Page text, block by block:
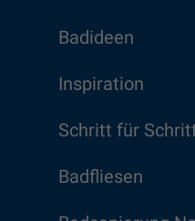
Badideen
Inspiration
Schritt für
Badfliesen